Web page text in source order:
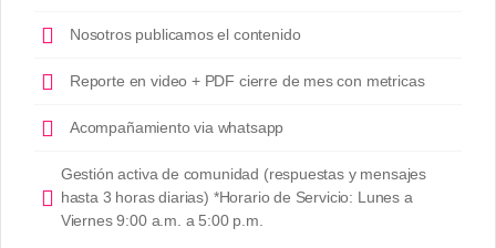
Nosotros publicamos el contenido
Reporte en video + PDF cierre de mes con metricas
Acompañamiento via whatsapp
Gestión activa de comunidad (respuestas y mensajes
hasta 3 horas diarias) *Horario de Servicio: Lunes a
Viernes 9:00 a.m. a 5:00 p.m.